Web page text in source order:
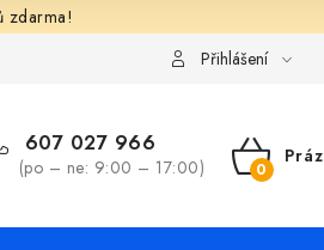
zdarma!
KontaktyPřihlášení
607 027 966
(po – ne: 9:00 – 17:00)